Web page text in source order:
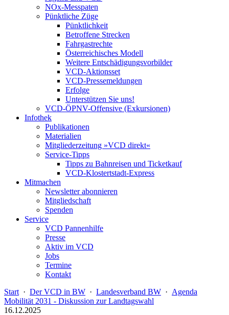
NOx-Messpaten
Pünktliche Züge
Pünktlichkeit
Betroffene Strecken
Fahrgastrechte
Österreichisches Modell
Weitere Entschädigungsvorbilder
VCD-Aktionsset
VCD-Pressemeldungen
Erfolge
Unterstützen Sie uns!
VCD-ÖPNV-Offensive (Exkursionen)
Infothek
Publikationen
Materialien
Mitgliederzeitung »VCD direkt«
Service-Tipps
Tipps zu Bahnreisen und Ticketkauf
VCD-Klostertstadt-Express
Mitmachen
Newsletter abonnieren
Mitgliedschaft
Spenden
Service
VCD Pannenhilfe
Presse
Aktiv im VCD
Jobs
Termine
Kontakt
Start · Der VCD in BW · Landesverband BW · Agenda
Mobilität 2031 - Diskussion zur Landtagswahl
16.12.2025